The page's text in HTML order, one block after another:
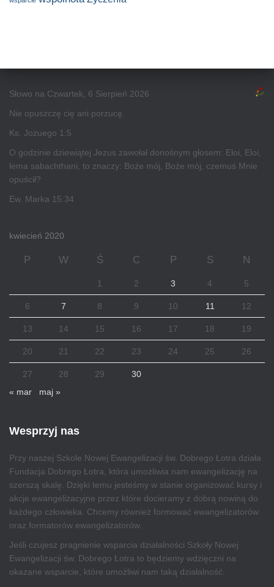
Słowo na Czwartek, 6 Sierpień 2026
Nie opuszczę cię ani porzucę.
Ks. Jozuego 1:5
O godzinie dziewiątej Jezus zawołał donośnym głosem: Eloi, Eloi,
lema sabachthani, to znaczy: Boże mój, Boże mój, czemuś Mnie
opuścił?
Ew. Marka 15:34
kwiecień 2020
P W Ś C P S N
1 2 3 4 5
6 7 8 9 10 11 12
13 14 15 16 17 18 19
20 21 22 23 24 25 26
27 28 29
30
« mar
maj »
Wesprzyj nas
Przy naszej Szkole Nowej Ewangelizacji św. Dobrego Łotra działa
Fundacja Dobrego Łotra, która umożliwia nam ewangelizację na
szerszą skalę. Dzięki temu jesteśmy w stanie organizować kursy i
akcje ewangelizacyjne przez które docieramy z dobrą nowiną do
każdego człowieka. Chcemy również formować ewangelizatorów
oraz formatorów ewangelizatorów.
Jeśli czujesz pragnienie wsparcia działalności Szkoły Nowej
Ewangelizacji św. Dobrego Łotra to będziemy wdzięczni na
okazane wsparcie, które umożliwi nam taką działalność.